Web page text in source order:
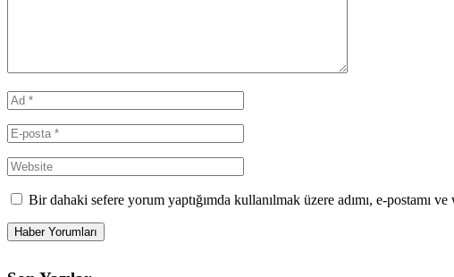
Bir dahaki sefere yorum yaptığımda kullanılmak üzere adımı, e-postamı